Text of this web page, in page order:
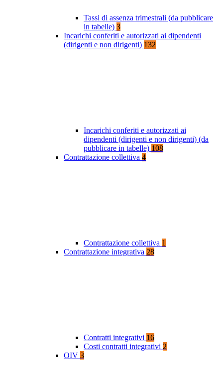
Tassi di assenza trimestrali (da pubblicare
in tabelle) 3
Incarichi conferiti e autorizzati ai dipendenti
(dirigenti e non dirigenti) 132
Incarichi conferiti e autorizzati ai
dipendenti (dirigenti e non dirigenti) (da
pubblicare in tabelle) 108
Contrattazione collettiva 4
Contrattazione collettiva 1
Contrattazione integrativa 28
Contratti integrativi 16
Costi contratti integrativi 2
OIV 3